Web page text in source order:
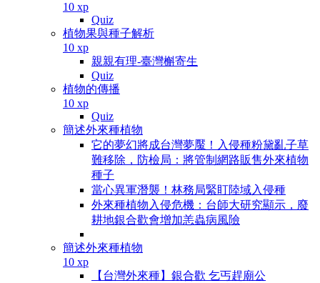
10 xp
Quiz
植物果與種子解析
10 xp
親親有理-臺灣槲寄生
Quiz
植物的傳播
10 xp
Quiz
簡述外來種植物
它的夢幻將成台灣夢魘！入侵種粉黛亂子草
難移除，防檢局：將管制網路販售外來植物
種子
當心異軍潛襲！林務局緊盯陸域入侵種
外來種植物入侵危機：台師大研究顯示，廢
耕地銀合歡會增加恙蟲病風險
簡述外來種植物
10 xp
【台灣外來種】銀合歡 乞丐趕廟公